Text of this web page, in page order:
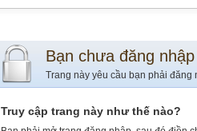
Bạn chưa đăng nhập
Trang này yêu cầu bạn phải
Truy cập trang này như thế nào?